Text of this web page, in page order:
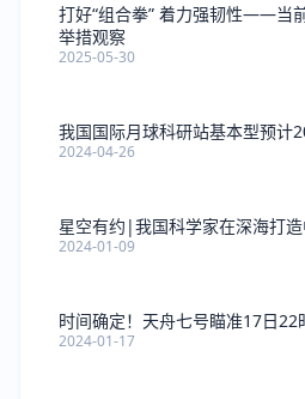
打好“组合拳” 着力强韧性——当
举措观察
2025-05-30
我国国际月球科研站基本型预计
2024-04-26
星空有约|我国科学家在深海打
2024-01-09
时间确定！天舟七号瞄准17日22
2024-01-17